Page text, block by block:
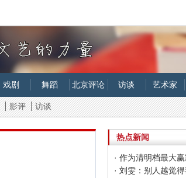
戏剧 舞蹈 北京评论 访谈 艺术家
影评 访谈
热点新闻